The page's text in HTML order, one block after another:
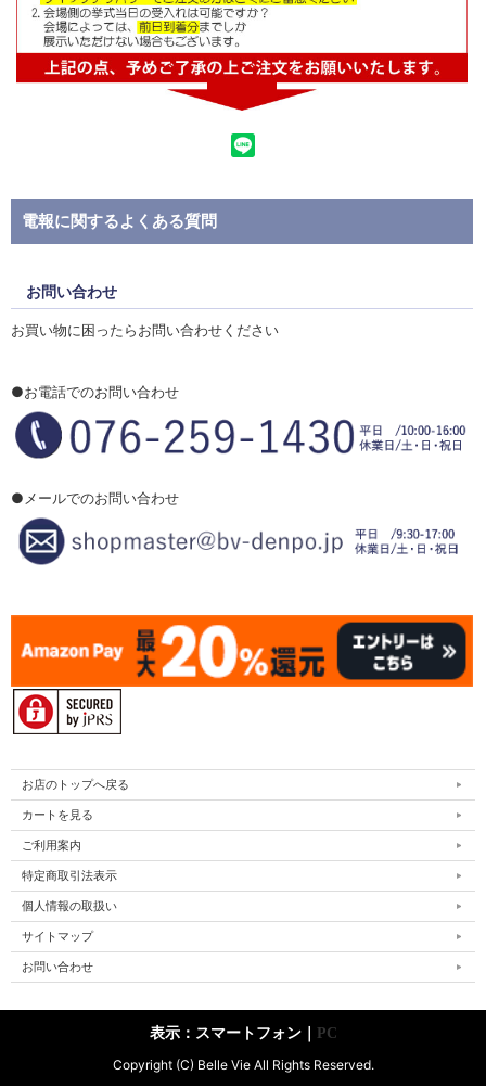
電報に関するよくある質問
お問い合わせ
お買い物に困ったらお問い合わせください
●お電話でのお問い合わせ
●メールでのお問い合わせ
お店のトップへ戻る
カートを見る
ご利用案内
特定商取引法表示
個人情報の取扱い
サイトマップ
お問い合わせ
表示：スマートフォン｜
PC
Copyright (C) Belle Vie All Rights Reserved.